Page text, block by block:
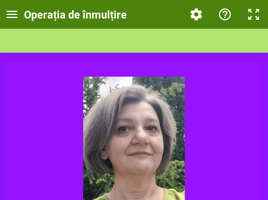
Operația de înmulțire